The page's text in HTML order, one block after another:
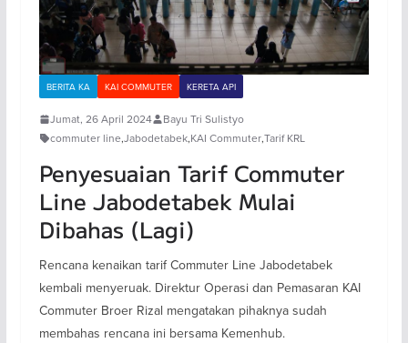
BERITA KA KAI COMMUTER KERETA API
Jumat, 26 April 2024
Bayu Tri Sulistyo
commuter line,Jabodetabek,KAI Commuter,Tarif KRL
Penyesuaian Tarif Commuter
Line Jabodetabek Mulai
Dibahas (Lagi)
Rencana kenaikan tarif Commuter Line Jabodetabek
kembali menyeruak. Direktur Operasi dan Pemasaran KAI
Commuter Broer Rizal mengatakan pihaknya sudah
membahas rencana ini bersama Kemenhub.